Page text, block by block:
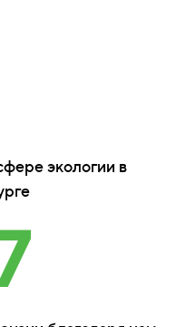
экологии в